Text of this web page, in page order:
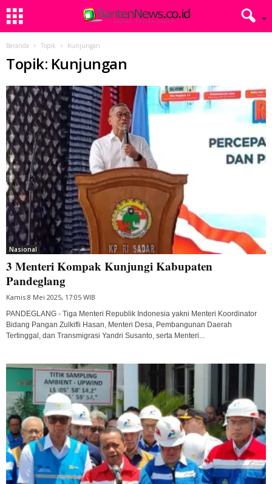
Beranda Topik Kunjungan
Topik: Kunjungan
Nasional
3 Menteri Kompak Kunjungi Kabupaten
Pandeglang
Kamis 8 Mei 2025, 17:05 WIB
PANDEGLANG - Tiga Menteri Republik Indonesia yakni Menteri Koordinator
Bidang Pangan Zulkifli Hasan, Menteri Desa, Pembangunan Daerah
Tertinggal, dan Transmigrasi Yandri Susanto, serta Menteri...